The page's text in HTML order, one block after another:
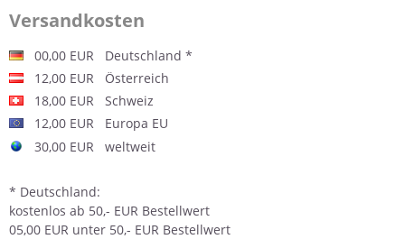
Versandkosten
00,00 EUR Deutschland *
12,00 EUR Österreich
18,00 EUR Schweiz
12,00 EUR Europa EU
30,00 EUR weltweit
* Deutschland:
kostenlos ab 50,- EUR Bestellwert
05,00 EUR unter 50,- EUR Bestellwert